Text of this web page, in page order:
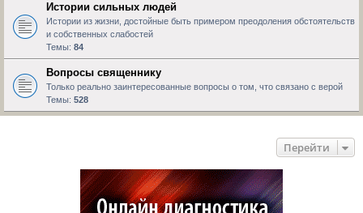
Истории сильных людей
Истории из жизни, достойные быть примером преодоления обстоятельств
и собственных слабостей
Темы: 84
Вопросы священнику
Только реально заинтересованные вопросы о том, что связано с верой
Темы: 528
Перейти